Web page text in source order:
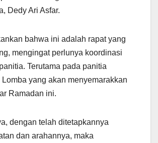
Dedy Ari Asfar.
bahwa ini adalah rapat yang
mengingat perlunya koordinasi
Terutama pada panitia
Lomba yang akan menyemarakkan
Ramadan ini.
dengan telah ditetapkannya
dan arahannya, maka